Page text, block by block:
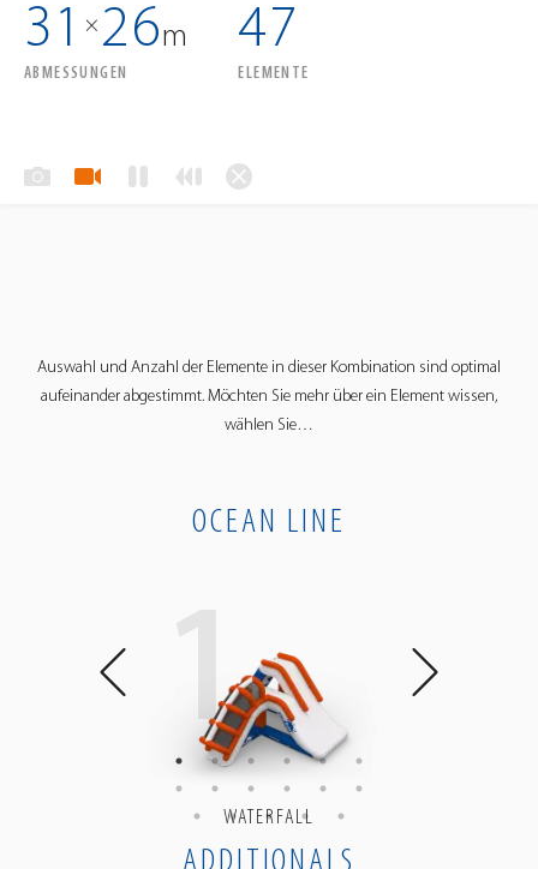
31 ×26m
ABMESSUNGEN
47
ELEMENTE
Auswahl und Anzahl der Elemente in dieser Kombination sind optimal
aufeinander abgestimmt. Möchten Sie mehr über ein Element wissen,
wählen Sie…
OCEAN LINE
WATERFALL
1 1